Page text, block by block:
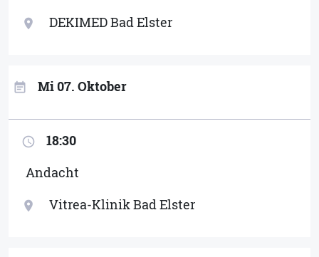
location_on DEKIMED Bad Elster
event_note Mi 07. Oktober
access_time
18:30
Andacht
location_on Vitrea-Klinik Bad Elster